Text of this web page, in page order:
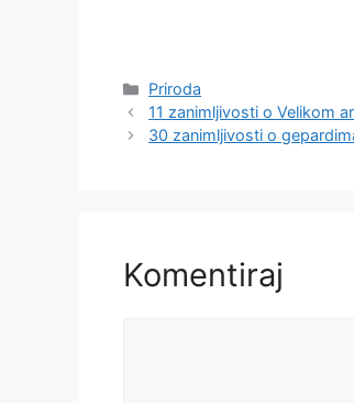
Kategorije
Priroda
11 zanimljivosti o Velikom
30 zanimljivosti o
Komentiraj